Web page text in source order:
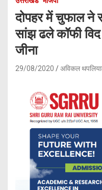
दोपहर में चुफाल ने
सांझ ढले कॉफी
जीना
29/08/2020 अविकल